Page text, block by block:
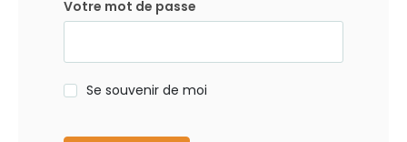
Votre mot de passe
Se souvenir de moi